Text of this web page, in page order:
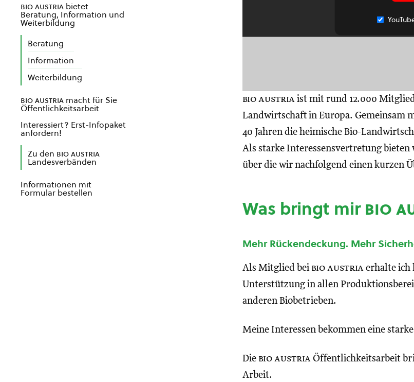
bio austria ist mit rund 12.000
Landwirtschaft in Europa. Gemeinsam
40 Jahren die heimische Bio-
Als starke Interessensvertretung
über die wir nachfolgend einen kurzen
Was bringt mirbio
Mehr Rückendeckung. Mehr
Als Mitglied bei bio austria erhalte ich
Unterstützung in allen
anderen Biobetrieben.
Meine Interessen bekommen eine
Die bio austria Öffentlichkeitsarbeit
Arbeit.
bio austria bietet
Beratung, Information und
Weiterbildung
Beratung
Information
Weiterbildung
bio austria macht für Sie
Öffentlichkeitsarbeit
Interessiert? Erst-Infopaket
anfordern!
Zu den bio austria
Landesverbänden
Informationen mit
Formular bestellen